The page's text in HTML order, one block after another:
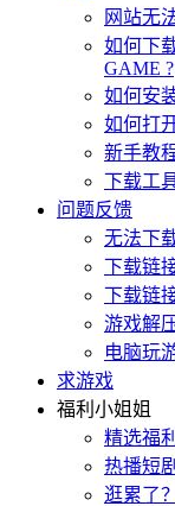
网站无
如何下
GAME ?
如何安
如何打
新手教
下载工
问题反馈
无法下
下载链
下载链
游戏解
电脑玩
求游戏
福利小姐姐
精选福
热播短
逛累了